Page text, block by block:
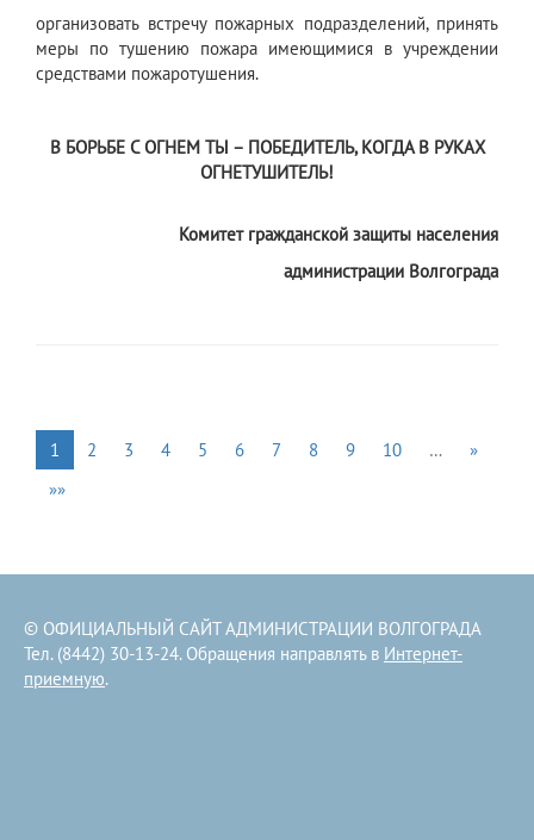
организовать встречу пожарных подразделений, принять
меры по тушению пожара имеющимися в учреждении
средствами пожаротушения.
В БОРЬБЕ С ОГНЕМ ТЫ – ПОБЕДИТЕЛЬ, КОГДА В РУКАХ
ОГНЕТУШИТЕЛЬ!
Комитет гражданской защиты населения
администрации Волгограда
1 2 3 4 5 6 7 8 9 10 …
»
»»
© ОФИЦИАЛЬНЫЙ САЙТ АДМИНИСТРАЦИИ ВОЛГОГРАДА
Тел. (8442) 30-13-24. Обращения направлять в Интернет-
приемную.